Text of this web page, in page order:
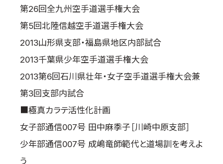
第26回全九州空手道選手権大会
第5回北陸信越空手道選手権大会
2013山形県支部・福島県地区内部試合
2013千葉県少年空手道選手権大会
2013第6回石川県壮年・女子空手道選手権大会兼
第3回支部内試合
■極真カラテ活性化計画
女子部通信007号 田中麻季子［川崎中原支部］
少年部通信007号 成嶋竜師範代と道場訓を考えよ
う